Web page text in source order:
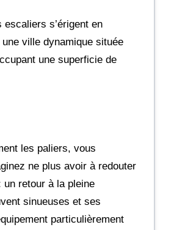
s’érigent en
ville dynamique située
une superficie de
les paliers, vous
ne plus avoir à redouter
un retour à la pleine
sinueuses et ses
particulièrement